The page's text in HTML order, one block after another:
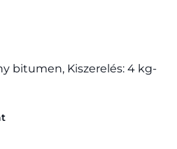
bitumen, Kiszerelés: 4 kg-